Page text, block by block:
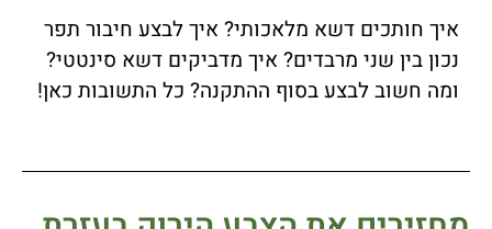
איך חותכים דשא מלאכותי? איך לבצע חיבור תפר
נכון בין שני מרבדים? איך מדביקים דשא סינטטי?
ומה חשוב לבצע בסוף ההתקנה? כל התשובות כאן!